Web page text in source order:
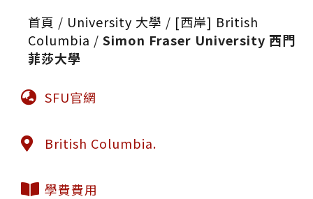
首頁 / University 大學 / [西岸] British
Columbia / Simon Fraser University 西門
菲莎大學
SFU官網
British Columbia.
學費費用